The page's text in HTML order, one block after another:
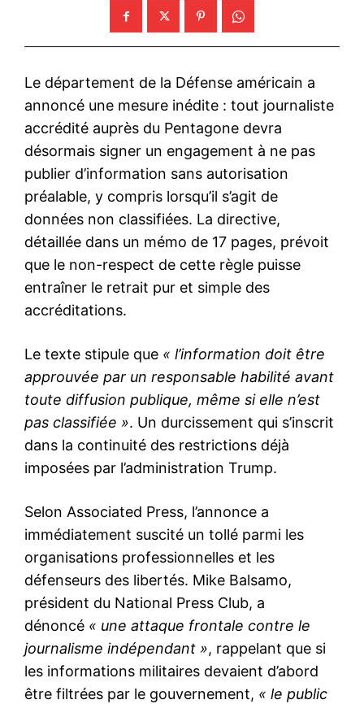
Le département de la Défense américain a
annoncé une mesure inédite : tout journaliste
accrédité auprès du Pentagone devra
désormais signer un engagement à ne pas
publier d’information sans autorisation
préalable, y compris lorsqu’il s’agit de
données non classifiées. La directive,
détaillée dans un mémo de 17 pages, prévoit
que le non-respect de cette règle puisse
entraîner le retrait pur et simple des
accréditations.
Le texte stipule que « l’information doit être
approuvée par un responsable habilité avant
toute diffusion publique, même si elle n’est
pas classifiée ». Un durcissement qui s’inscrit
dans la continuité des restrictions déjà
imposées par l’administration Trump.
Selon Associated Press, l’annonce a
immédiatement suscité un tollé parmi les
organisations professionnelles et les
défenseurs des libertés. Mike Balsamo,
président du National Press Club, a
dénoncé « une attaque frontale contre le
journalisme indépendant », rappelant que si
les informations militaires devaient d’abord
être filtrées par le gouvernement, « le public